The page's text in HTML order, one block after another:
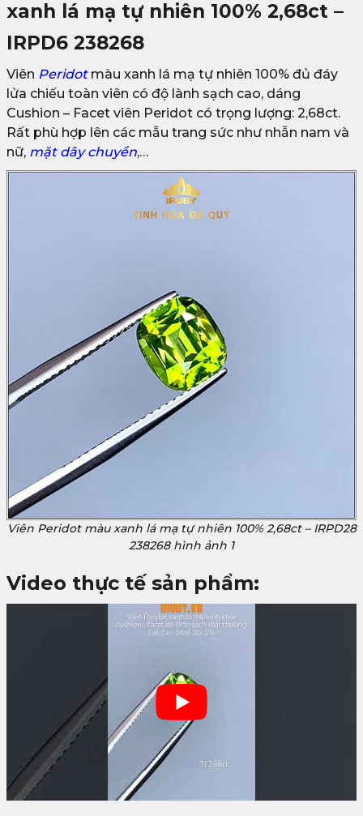
xanh lá mạ tự nhiên 100% 2,68ct –
IRPD6 238268
Viên Peridot màu xanh lá mạ tự nhiên 100% đủ đáy
lửa chiếu toàn viên có độ lành sạch cao, dáng
Cushion – Facet viên Peridot có trọng lượng: 2,68ct.
Rất phù hợp lên các mẫu trang sức như nhẫn nam và
nữ, mặt dây chuyền,…
Viên Peridot màu xanh lá mạ tự nhiên 100% 2,68ct – IRPD28
238268 hình ảnh 1
Video thực tế sản phẩm: